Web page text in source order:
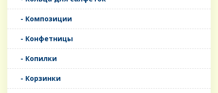
- Композиции
- Конфетницы
- Копилки
- Корзинки